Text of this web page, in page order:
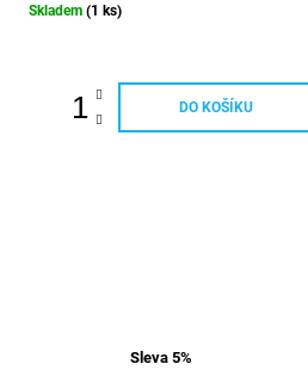
Měrná
Skladem (1 ks)
DO KOŠÍKU
Sleva 5%